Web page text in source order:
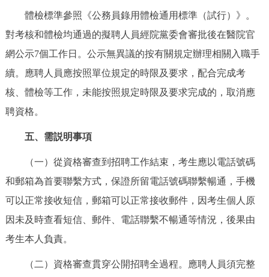
體檢標準參照《公務員錄用體檢通用標準（試行）》。
對考核和體檢均通過的擬聘人員經院黨委會審批後在醫院官
網公示7個工作日。公示無異議的按有關規定辦理相關入職手
續。應聘人員應按照單位規定的時限及要求，配合完成考
核、體檢等工作，未能按照規定時限及要求完成的，取消應
聘資格。
五、需説明事項
（一）從資格審查到招聘工作結束，考生應以電話號碼
和郵箱為首要聯繫方式，保證所留電話號碼聯繫暢通，手機
可以正常接收短信，郵箱可以正常接收郵件，因考生個人原
因未及時查看短信、郵件、電話聯繫不暢通等情況，後果由
考生本人負責。
（二）資格審查貫穿公開招聘全過程。應聘人員須完整